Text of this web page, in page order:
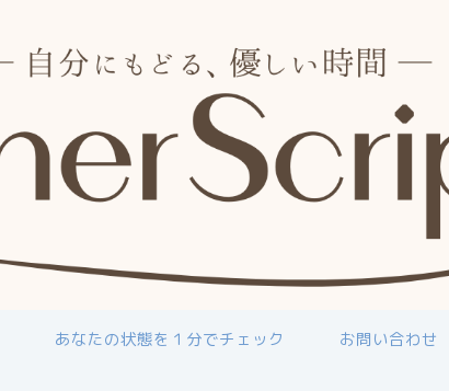
あなたの状態を１分でチェック お問い合わせ